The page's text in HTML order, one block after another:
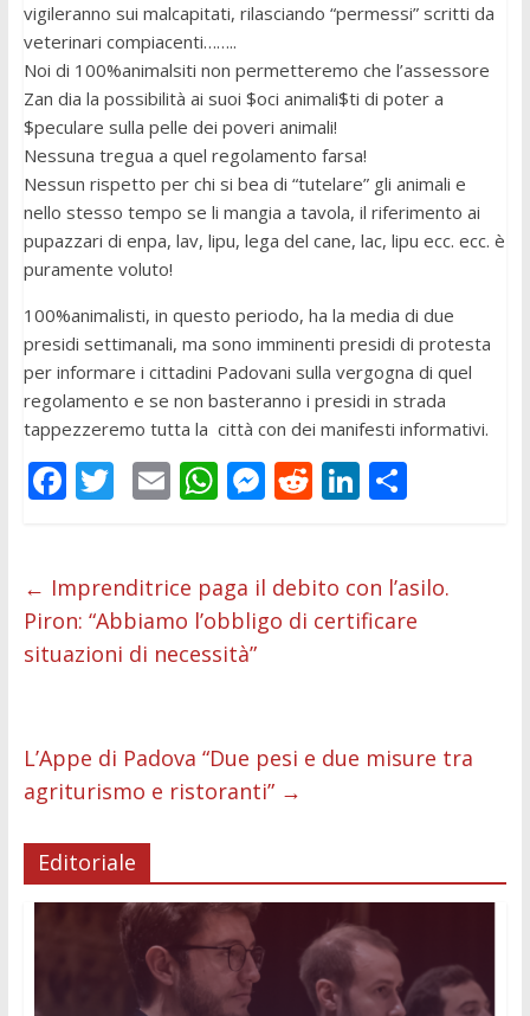
vigileranno sui malcapitati, rilasciando “permessi” scritti da
veterinari compiacenti……..
Noi di 100%animalsiti non permetteremo che l’assessore
Zan dia la possibilità ai suoi $oci animali$ti di poter a
$peculare sulla pelle dei poveri animali!
Nessuna tregua a quel regolamento farsa!
Nessun rispetto per chi si bea di “tutelare” gli animali e
nello stesso tempo se li mangia a tavola, il riferimento ai
pupazzari di enpa, lav, lipu, lega del cane, lac, lipu ecc. ecc. è
puramente voluto!
100%animalisti, in questo periodo, ha la media di due
presidi settimanali, ma sono imminenti presidi di protesta
per informare i cittadini Padovani sulla vergogna di quel
regolamento e se non basteranno i presidi in strada
tappezzeremo tutta la città con dei manifesti informativi.
F
b
o
o
T
er
E
l
W
s
A
p
M
e
n
R
di
t
Li
e
dI
C
di
vi
← Imprenditrice paga il debito con l’asilo.
Piron: “Abbiamo l’obbligo di certificare
situazioni di necessità”
L’Appe di Padova “Due pesi e due misure tra
agriturismo e ristoranti” →
Editoriale